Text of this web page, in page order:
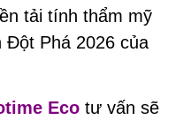
tải tính thẩm mỹ
Đột Phá 2026 của
Eco tư vấn sẽ